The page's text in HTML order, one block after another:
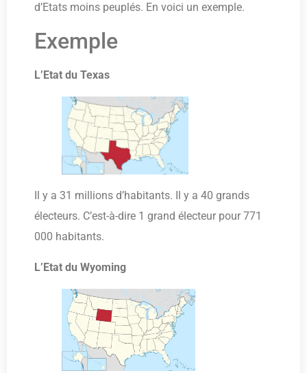
d’Etats moins peuplés. En voici un exemple.
Exemple
L’Etat du Texas
Il y a 31 millions d’habitants. Il y a 40 grands
électeurs. C’est-à-dire 1 grand électeur pour 771
000 habitants.
L’Etat du Wyoming